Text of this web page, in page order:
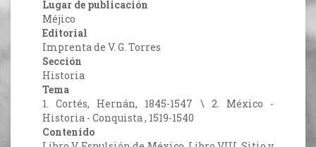
Lugar de publicación
Méjico
Editorial
Imprenta de V. G. Torres
Sección
Historia
Tema
1. Cortés, Hernán, 1845-1547 \ 2. México -
Historia - Conquista , 1519-1540
Contenido